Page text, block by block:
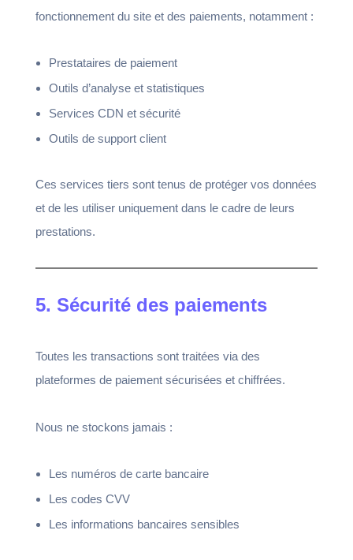
fonctionnement du site et des paiements, notamment :
Prestataires de paiement
Outils d’analyse et statistiques
Services CDN et sécurité
Outils de support client
Ces services tiers sont tenus de protéger vos données
et de les utiliser uniquement dans le cadre de leurs
prestations.
5. Sécurité des paiements
Toutes les transactions sont traitées via des
plateformes de paiement sécurisées et chiffrées.
Nous ne stockons jamais :
Les numéros de carte bancaire
Les codes CVV
Les informations bancaires sensibles